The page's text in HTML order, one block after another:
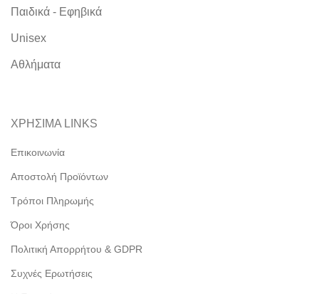
Παιδικά - Εφηβικά
Unisex
Αθλήματα
ΧΡΗΣΙΜΑ LINKS
Επικοινωνία
Αποστολή Προϊόντων
Τρόποι Πληρωμής
Όροι Χρήσης
Πολιτική Απορρήτου & GDPR
Συχνές Ερωτήσεις